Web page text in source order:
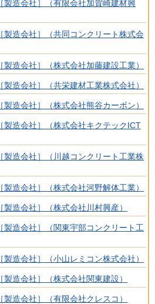
製造会社］（有限会社加賀崎建材興
製造会社］（共同コンクリート株式会
造会社］（株式会社加藤建設工業）
造会社］（共栄建材工業株式会社）
造会社］（株式会社熊谷カーボン）
製造会社］（株式会社キクテックICT
製造会社］（川越コンクリート工業株
造会社］（株式会社河野解体工業）
造会社］（株式会社川村興産）
製造会社］（関東宇部コンクリート工
造会社］（小山レミコン株式会社）
造会社］（株式会社関東建設）
造会社］（有限会社クレスコ）